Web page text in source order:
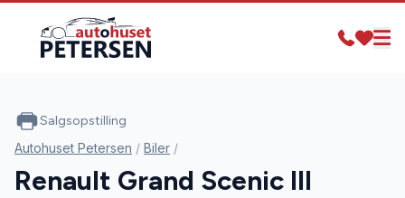
Salgsopstilling
Autohuset Petersen / Biler /
Renault Grand Scenic III